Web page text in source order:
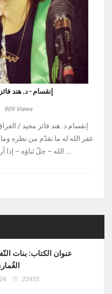
إنقسام - د. هند
909Views
إنقسام د. هند فائز مجيد /
غفر الله له ما تقدّم من نظره
الله – جلّ ثناؤه – إذا أراد بالكائن ابتلاءً ...
عنوان الكتاب: بنات
22455